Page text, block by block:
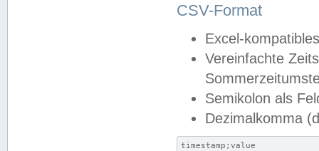
CSV-Format
Excel-
Vereinfachte
Semikolon als
Dezimalkomma
timestamp;value